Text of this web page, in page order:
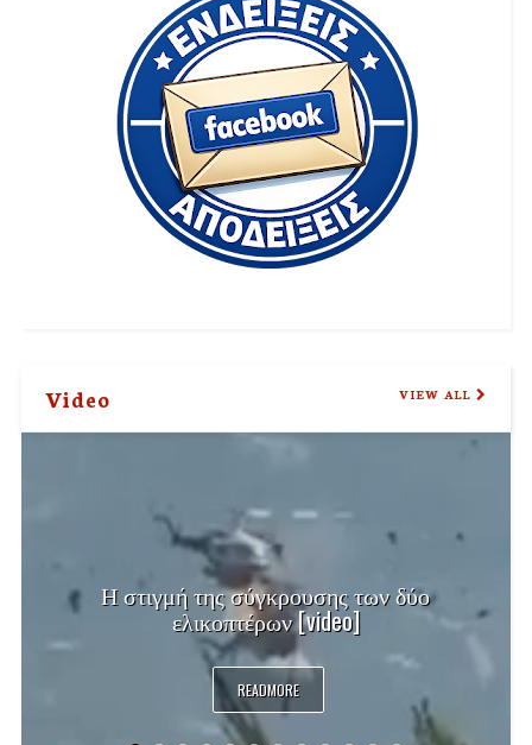
Video VIEW ALL
Η στιγμή της σύγκρουσης των δύο
ελικοπτέρων [video]
READMORE